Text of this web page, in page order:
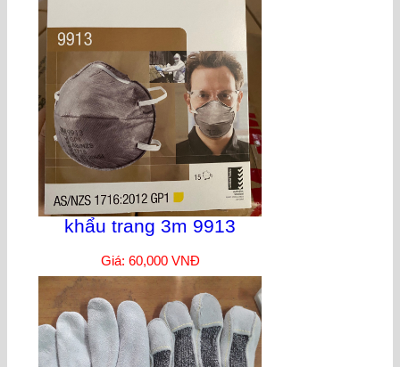
khẩu trang 3m 9913
Giá: 60,000 VNĐ